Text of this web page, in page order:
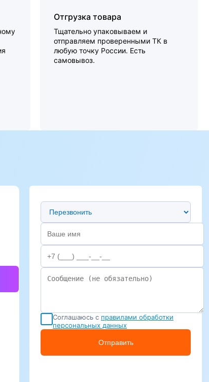
Отгрузка товара
Тщательно упаковываем и
отправляем проверенными ТК в
любую точку России. Есть
самовывоз.
Предпочтительный способ связи
Соглашаюсь с правилами обработки
персональных данных
Отправить